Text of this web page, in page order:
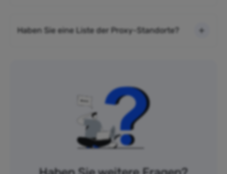
Haben Sie eine Liste der Proxy-Standorte?